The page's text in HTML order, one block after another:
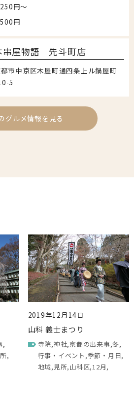
円〜
円
串屋物語 先斗町店
市中京区木屋町通四条上ル鍋屋町
5
グルメ情報を見る
2019年12月14日
山科 義士まつり
寺院 神社 京都の出来事 冬
行事・イベント 季節・月日
地域 見所 山科区 12月